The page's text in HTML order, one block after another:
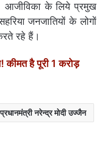
आजीविका के लिये प्रमुख
जनजातियों के लोगों
रहे हैं।
है पूरी 1 करोड़
प्रधानमंत्री नरेन्‍द्र मोदी उज्‍जैन